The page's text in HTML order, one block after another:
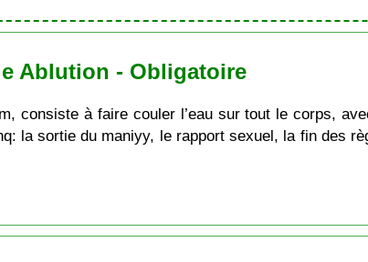
Ablution - Obligatoire
consiste à faire couler l’eau sur tout le corps,
la sortie du maniyy, le rapport sexuel, la fin des